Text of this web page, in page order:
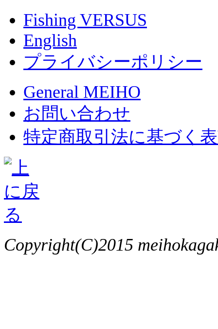
Fishing VERSUS
English
プライバシーポリシー
General MEIHO
お問い合わせ
特定商取引法に基づく
Copyright(C)2015